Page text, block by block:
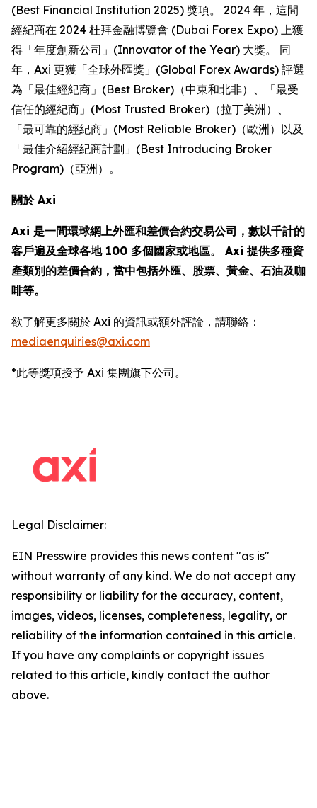
(Best Financial Institution 2025) 獎項。 2024 年，這間
經紀商在 2024 杜拜金融博覽會 (Dubai Forex Expo) 上獲
得「年度創新公司」(Innovator of the Year) 大獎。 同
年，Axi 更獲「全球外匯獎」(Global Forex Awards) 評選
為「最佳經紀商」(Best Broker)（中東和北非）、「最受
信任的經紀商」(Most Trusted Broker)（拉丁美洲）、
「最可靠的經紀商」(Most Reliable Broker)（歐洲）以及
「最佳介紹經紀商計劃」(Best Introducing Broker
Program)（亞洲）。
關於 Axi
Axi 是一間環球網上外匯和差價合約交易公司，數以千計的
客戶遍及全球各地 100 多個國家或地區。 Axi 提供多種資
產類別的差價合約，當中包括外匯、股票、黃金、石油及咖
啡等。
欲了解更多關於 Axi 的資訊或額外評論，請聯絡：
mediaenquiries@axi.com
*此等獎項授予 Axi 集團旗下公司。
Legal Disclaimer:
EIN Presswire provides this news content "as is"
without warranty of any kind. We do not accept any
responsibility or liability for the accuracy, content,
images, videos, licenses, completeness, legality, or
reliability of the information contained in this article.
If you have any complaints or copyright issues
related to this article, kindly contact the author
above.